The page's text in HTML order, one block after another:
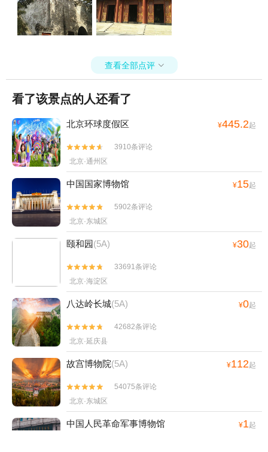
查看全部点评 
看了该景点的人还看了
北京环球度假区 ¥445.2起


3910条评论
北京·通州区
中国国家博物馆 ¥15起


5902条评论
北京·东城区
颐和园(5A) ¥30起


33691条评论
北京·海淀区
八达岭长城(5A) ¥0起


42682条评论
北京·延庆县
故宫博物院(5A) ¥112起


54075条评论
北京·东城区
中国人民革命军事博物馆 ¥1起